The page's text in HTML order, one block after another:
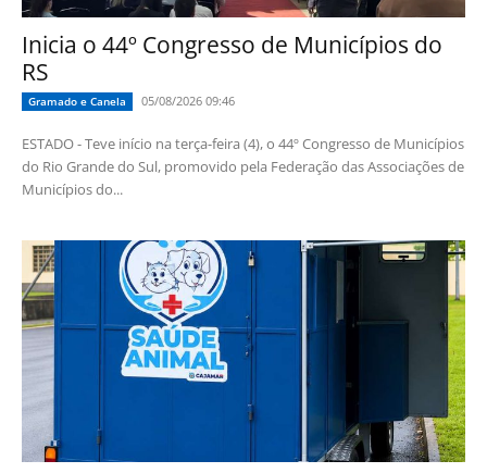
Inicia o 44º Congresso de Municípios do
RS
Gramado e Canela 05/08/2026 09:46
ESTADO - Teve início na terça-feira (4), o 44º Congresso de Municípios
do Rio Grande do Sul, promovido pela Federação das Associações de
Municípios do...